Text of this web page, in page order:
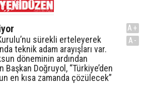
sürekli erteleyerek
teknik adam arayışları var.
döneminin ardından
Başkan Doğruyol, “Türkiye’den
en kısa zamanda çözülecek”
A+
A-